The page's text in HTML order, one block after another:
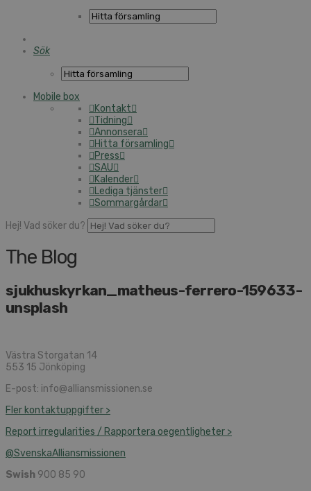
Sök
Mobile box
Kontakt
Tidning
Annonsera
Hitta för­sam­ling
Press
SAU
Kalender
Lediga tjänster
Som­mar­går­dar
Hej! Vad söker du?
The Blog
sjuk­hu­s­kyr­kan_­mat­heus-fer­re­ro-159633-
uns­plash
Västra Storgatan 14
553 15 Jönköping
E-post: info@​alliansmissionen.​se
Fler kon­takt­upp­gif­ter >
Report ir­re­gu­la­ri­ti­es / Rap­por­te­ra oe­gent­lig­he­ter >
@SvenskaAl­li­ans­mis­sio­nen
Swish 900 85 90